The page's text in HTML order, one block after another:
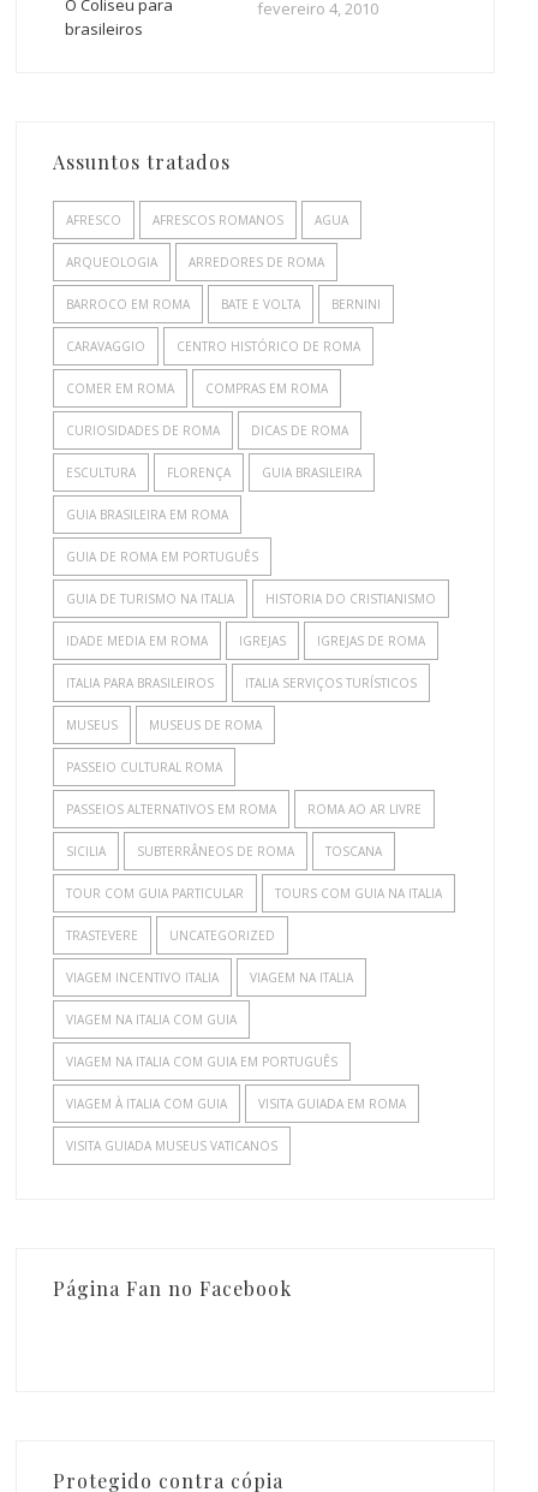
O Coliseu para
brasileiros
fevereiro 4, 2010
Assuntos tratados
AFRESCO AFRESCOS ROMANOS AGUA
ARQUEOLOGIA ARREDORES DE ROMA
BARROCO EM ROMA BATE E VOLTA BERNINI
CARAVAGGIO CENTRO HISTÓRICO DE ROMA
COMER EM ROMA COMPRAS EM ROMA
CURIOSIDADES DE ROMA DICAS DE ROMA
ESCULTURA FLORENÇA GUIA BRASILEIRA
GUIA BRASILEIRA EM ROMA
GUIA DE ROMA EM PORTUGUÊS
GUIA DE TURISMO NA ITALIA HISTORIA DO CRISTIANISMO
IDADE MEDIA EM ROMA IGREJAS IGREJAS DE ROMA
ITALIA PARA BRASILEIROS ITALIA SERVIÇOS TURÍSTICOS
MUSEUS MUSEUS DE ROMA
PASSEIO CULTURAL ROMA
PASSEIOS ALTERNATIVOS EM ROMA ROMA AO AR LIVRE
SICILIA SUBTERRÂNEOS DE ROMA TOSCANA
TOUR COM GUIA PARTICULAR TOURS COM GUIA NA ITALIA
TRASTEVERE UNCATEGORIZED
VIAGEM INCENTIVO ITALIA VIAGEM NA ITALIA
VIAGEM NA ITALIA COM GUIA
VIAGEM NA ITALIA COM GUIA EM PORTUGUÊS
VIAGEM À ITALIA COM GUIA VISITA GUIADA EM ROMA
VISITA GUIADA MUSEUS VATICANOS
Página Fan no Facebook
Protegido contra cópia